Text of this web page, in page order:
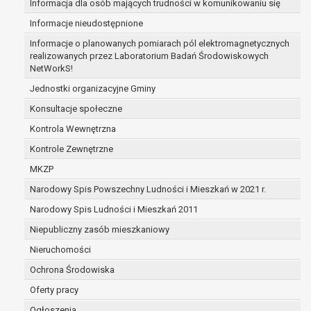
Informacja dla osób mających trudności w komunikowaniu się
Informacje nieudostępnione
Informacje o planowanych pomiarach pól elektromagnetycznych
realizowanych przez Laboratorium Badań Środowiskowych
NetWorkS!
Jednostki organizacyjne Gminy
Konsultacje społeczne
Kontrola Wewnętrzna
Kontrole Zewnętrzne
MKZP
Narodowy Spis Powszechny Ludności i Mieszkań w 2021 r.
Narodowy Spis Ludności i Mieszkań 2011
Niepubliczny zasób mieszkaniowy
Nieruchomości
Ochrona Środowiska
Oferty pracy
zabezpieczenia ewentualnych roszczeń, a w
przypadku wyrażenia zgody na przetwarzanie
danych po zakończeniu i rozliczeniu umowy, do
czasu wycofania tej zgody.
Ponadto w przypadku umów o dofinansowanie
dane osobowe od momentu pozyskania
przechowywane są przez okres wynikający z
umowy o dofinansowanie zawartej między
beneficjentem a określoną instytucją, trwałości
danego projektu i konieczności zachowania
dokumentacji projektu do celów kontrolnych.
W związku z przetwarzaniem przez
administratora danych osobowych przysługuje
Pani/Panu:
prawo dostępu do treści danych oraz
otrzymywania ich kopii na podstawie art. 15
RODO;
prawo do żądania sprostowania danych na
w przypadku gdy: